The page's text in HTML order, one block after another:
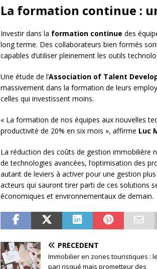
La formation continue :
Investir dans la formation continue des
long terme. Des collaborateurs bien formés
capables d’utiliser pleinement les outils
Une étude de l’Association of Talent
massivement dans la formation de leurs
celles qui investissent moins.
« La formation de nos équipes aux nouvelles
productivité de 20% en six mois », affirme Luc
La réduction des coûts de gestion immobilière
de technologies avancées, l’optimisation des
autant de leviers à activer pour une gestion
acteurs qui sauront tirer parti de ces solutions
économiques et environnementaux de demain.
PRÉCÉDENT
Immobilier en zones touristiques : le
pari risqué mais prometteur des